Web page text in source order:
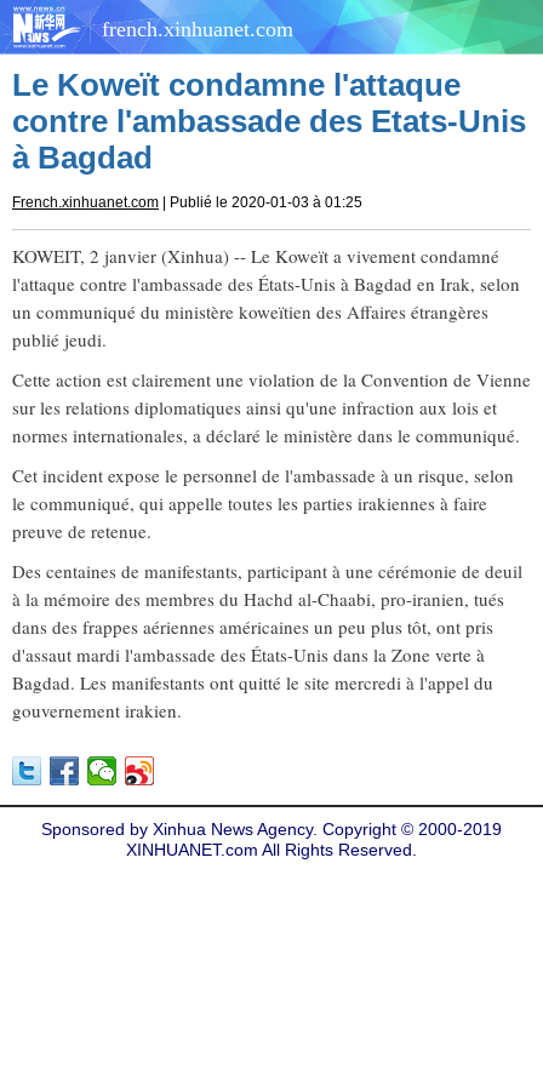
french.xinhuanet.com
Le Koweït condamne l'attaque
contre l'ambassade des Etats-Unis
à Bagdad
French.xinhuanet.com | Publié le 2020-01-03 à 01:25
KOWEIT, 2 janvier (Xinhua) -- Le Koweït a vivement condamné
l'attaque contre l'ambassade des États-Unis à Bagdad en Irak, selon
un communiqué du ministère koweïtien des Affaires étrangères
publié jeudi.
Cette action est clairement une violation de la Convention de Vienne
sur les relations diplomatiques ainsi qu'une infraction aux lois et
normes internationales, a déclaré le ministère dans le communiqué.
Cet incident expose le personnel de l'ambassade à un risque, selon
le communiqué, qui appelle toutes les parties irakiennes à faire
preuve de retenue.
Des centaines de manifestants, participant à une cérémonie de deuil
à la mémoire des membres du Hachd al-Chaabi, pro-iranien, tués
dans des frappes aériennes américaines un peu plus tôt, ont pris
d'assaut mardi l'ambassade des États-Unis dans la Zone verte à
Bagdad. Les manifestants ont quitté le site mercredi à l'appel du
gouvernement irakien.
Sponsored by Xinhua News Agency. Copyright © 2000-2019
XINHUANET.com All Rights Reserved.